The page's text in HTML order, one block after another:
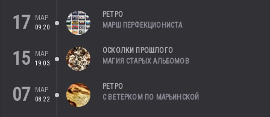
17
МАР
09:20
РЕТРО
МАРШ ПЕРФЕКЦИОНИСТА
15
МАР
19:03
ОСКОЛКИ ПРОШЛОГО
МАГИЯ СТАРЫХ АЛЬБОМОВ
07
МАР
08:22
РЕТРО
С ВЕТЕРКОМ ПО МАРЬИНСКОЙ